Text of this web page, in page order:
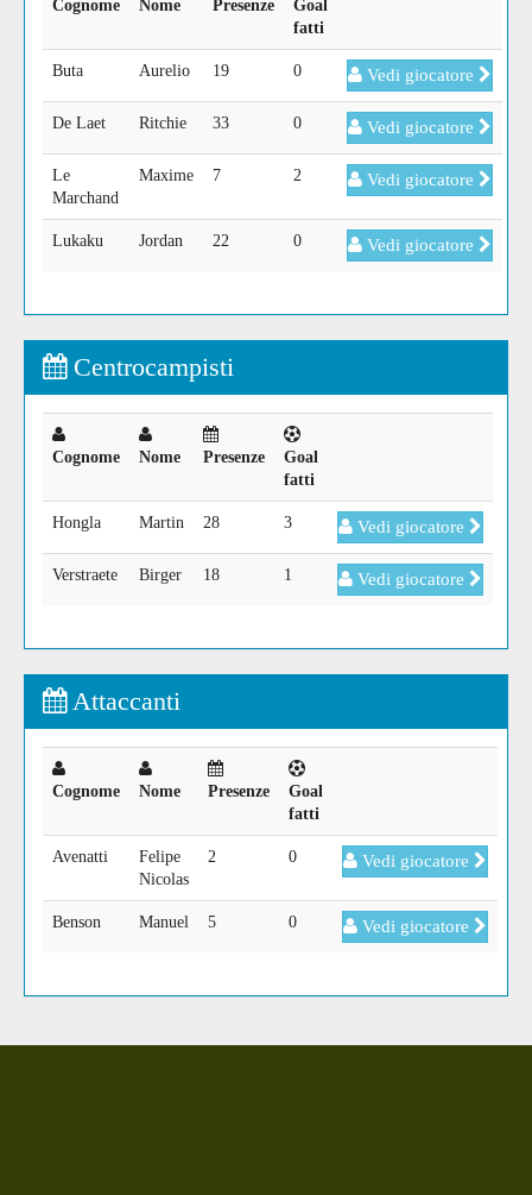
Cognome Nome Presenze
Goal
fatti
Buta Aurelio 19 0 Vedi giocatore
De Laet Ritchie 33 0 Vedi giocatore
Le
Marchand
Maxime 7 2 Vedi giocatore
Lukaku Jordan 22 0 Vedi giocatore
Centrocampisti
Cognome Nome Presenze
Goal
fatti
Hongla Martin 28 3 Vedi giocatore
Verstraete Birger 18 1 Vedi giocatore
Attaccanti
Cognome Nome Presenze
Goal
fatti
Avenatti
Felipe
Nicolas
2 0 Vedi giocatore
Benson Manuel 5 0 Vedi giocatore